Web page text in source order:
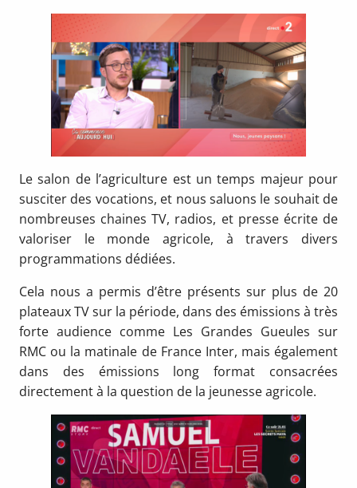
Le salon de l’agriculture est un temps majeur pour
susciter des vocations, et nous saluons le souhait de
nombreuses chaines TV, radios, et presse écrite de
valoriser le monde agricole, à travers divers
programmations dédiées.
Cela nous a permis d’être présents sur plus de 20
plateaux TV sur la période, dans des émissions à très
forte audience comme Les Grandes Gueules sur
RMC ou la matinale de France Inter, mais également
dans des émissions long format consacrées
directement à la question de la jeunesse agricole.